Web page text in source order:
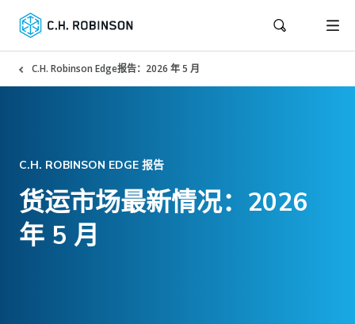
C.H. Robinson Edge报告：2026 年 5 月
C.H. ROBINSON EDGE 报告
货运市场最新情况：2026
年 5 月